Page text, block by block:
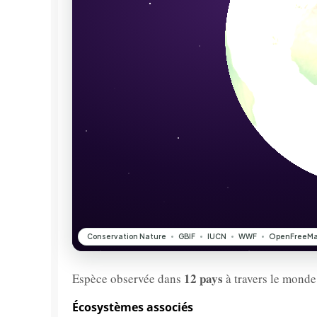
Espèce observée dans 12 pays à travers le
Écosystèmes associés